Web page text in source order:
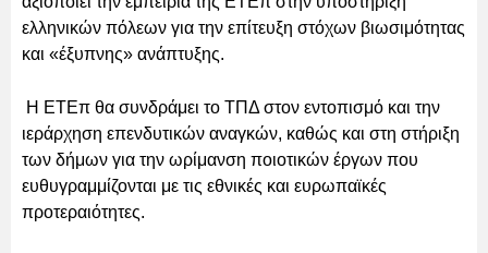
ελληνικών πόλεων για την επίτευξη στόχων βιωσιμότητας
και «έξυπνης» ανάπτυξης.
Η ΕΤΕπ θα συνδράμει το ΤΠΔ στον εντοπισμό και την
ιεράρχηση επενδυτικών αναγκών, καθώς και στη στήριξη
των δήμων για την ωρίμανση ποιοτικών έργων που
ευθυγραμμίζονται με τις εθνικές και ευρωπαϊκές
προτεραιότητες.